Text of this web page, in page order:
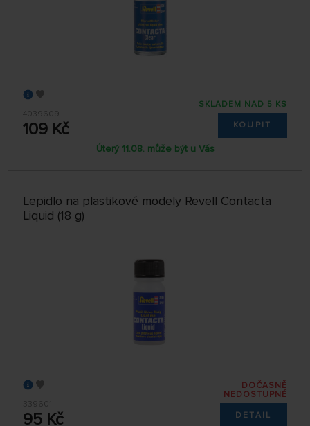
4039609
109 Kč
SKLADEM NAD 5 KS
KOUPIT
Úterý 11.08. může být u Vás
Lepidlo na plastikové modely Revell Contacta
Liquid (18 g)
339601
95 Kč
DOČASNĚ
NEDOSTUPNÉ
DETAIL